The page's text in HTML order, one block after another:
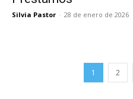
Silvia Pastor - 28 de enero de 2026
1 2